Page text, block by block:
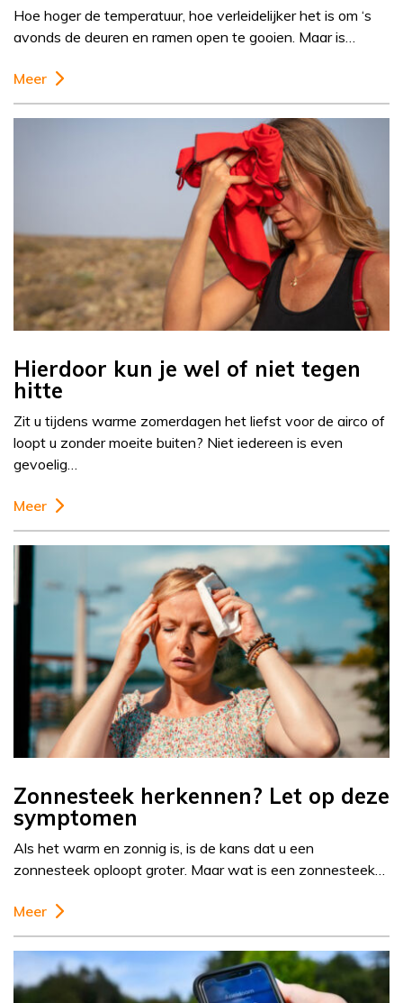
Hoe hoger de temperatuur, hoe verleidelijker het is om ‘s
avonds de deuren en ramen open te gooien. Maar is…
Meer
Hierdoor kun je wel of niet tegen
hitte
Zit u tijdens warme zomerdagen het liefst voor de airco of
loopt u zonder moeite buiten? Niet iedereen is even
gevoelig…
Meer
Zonnesteek herkennen? Let op deze
symptomen
Als het warm en zonnig is, is de kans dat u een
zonnesteek oploopt groter. Maar wat is een zonnesteek…
Meer